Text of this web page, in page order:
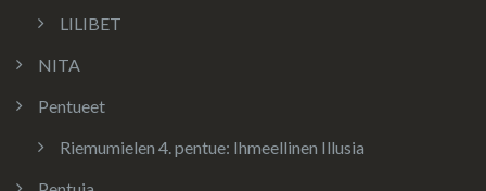
LILIBET
NITA
Pentueet
Riemumielen 4. pentue: Ihmeellinen Illusia